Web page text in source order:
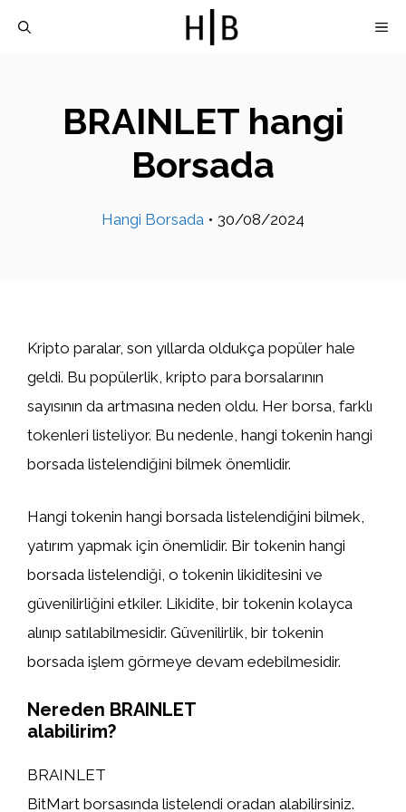
BRAINLET hangi
Borsada
Hangi Borsada • 30/08/2024
Kripto paralar, son yıllarda oldukça popüler hale
geldi. Bu popülerlik, kripto para borsalarının
sayısının da artmasına neden oldu. Her borsa, farklı
tokenleri listeliyor. Bu nedenle, hangi tokenin hangi
borsada listelendiğini bilmek önemlidir.
Hangi tokenin hangi borsada listelendiğini bilmek,
yatırım yapmak için önemlidir. Bir tokenin hangi
borsada listelendiği, o tokenin likiditesini ve
güvenilirliğini etkiler. Likidite, bir tokenin kolayca
alınıp satılabilmesidir. Güvenilirlik, bir tokenin
borsada işlem görmeye devam edebilmesidir.
Nereden BRAINLET
alabilirim?
BRAINLET
BitMart borsasında listelendi oradan alabilirsiniz.